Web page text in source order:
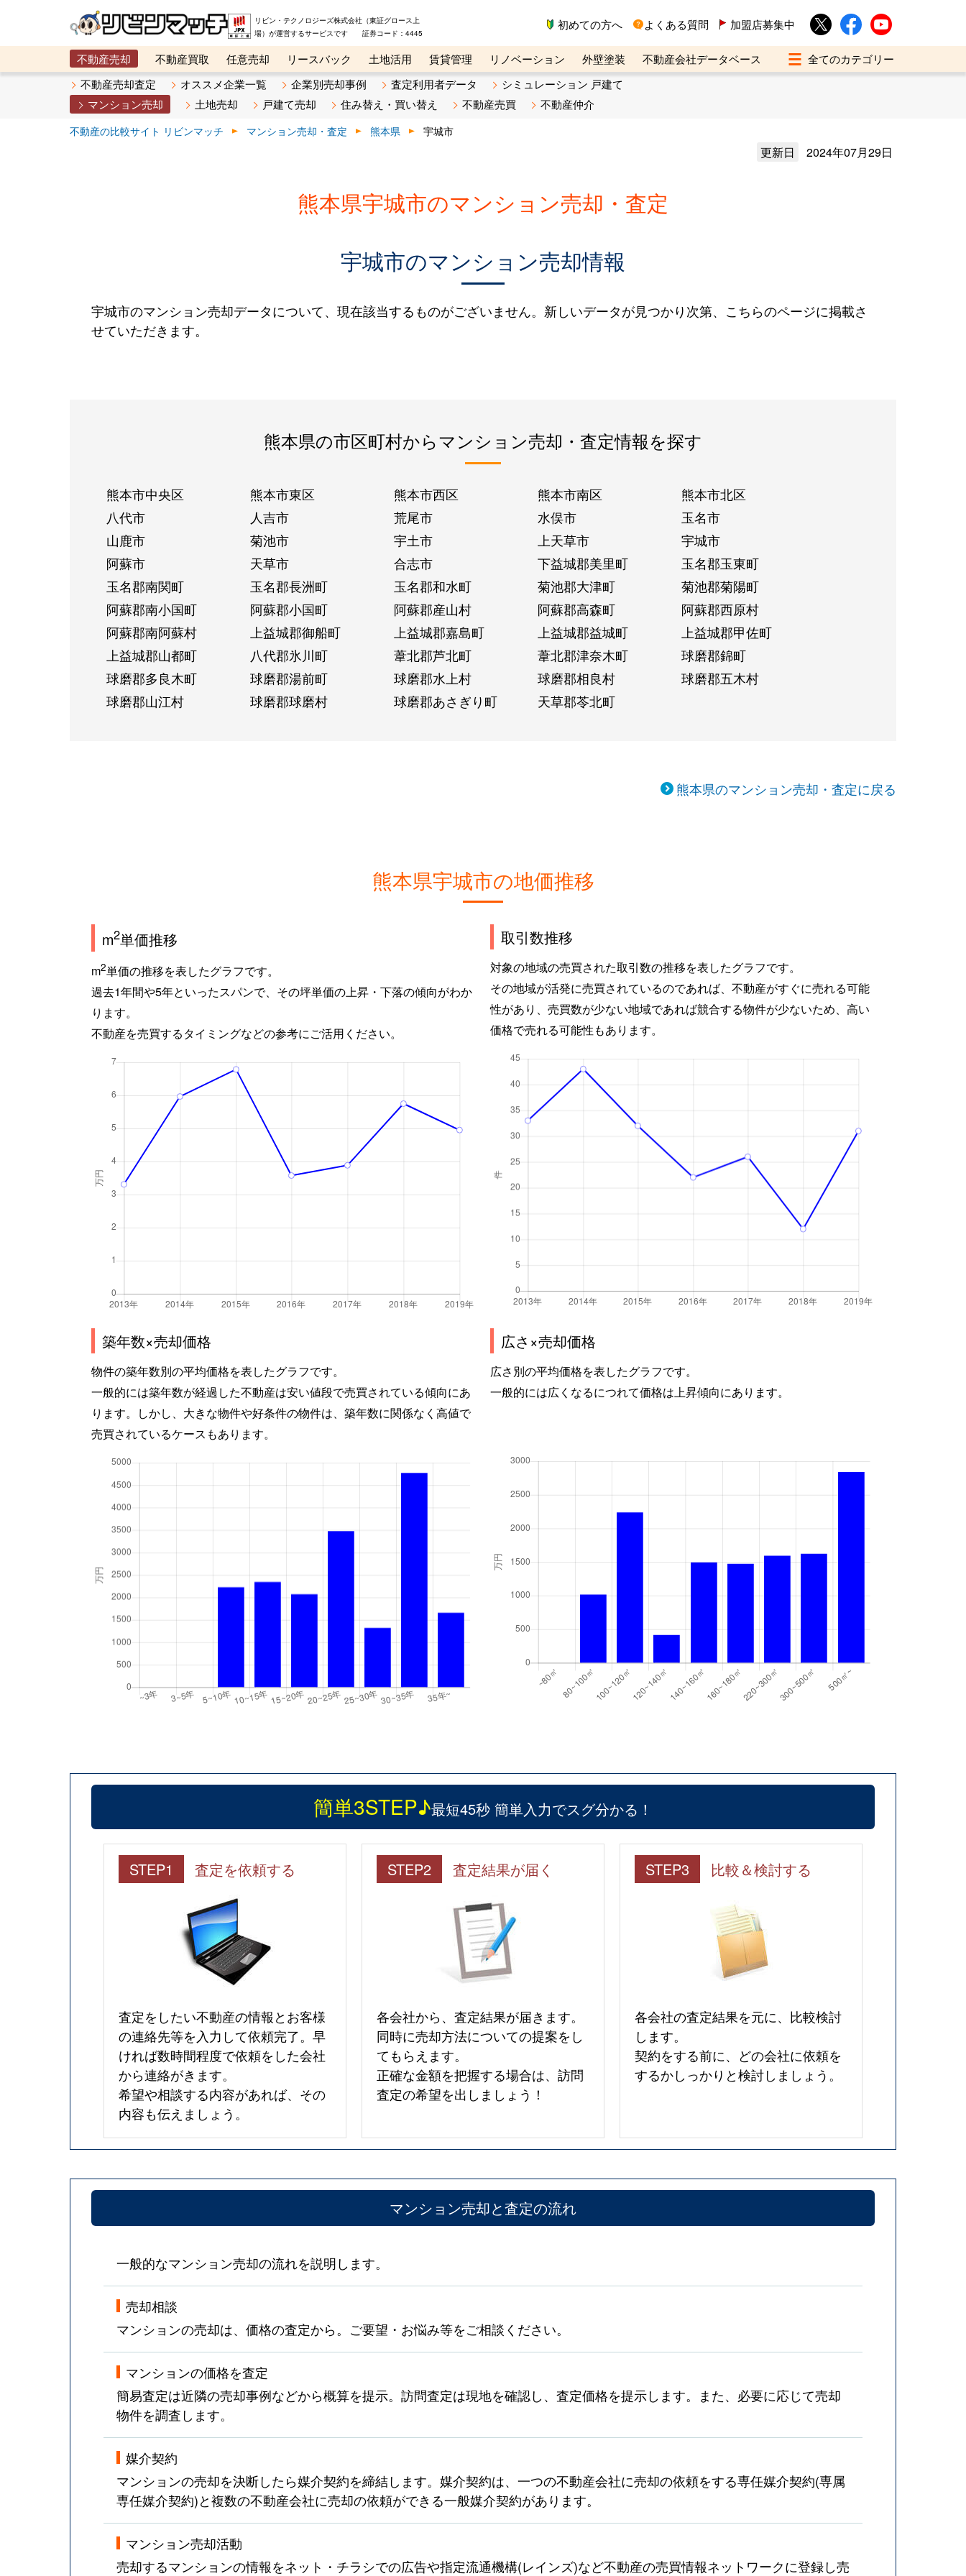
リビン・テクノロジーズ株式会社（東証グロース上
場）が運営するサービスです 証券コード：4445
初めての方へ よくある質問 加盟店募集中
不動産売却 不動産買取 任意売却 リースバック 土地活用 賃貸管理 リノベーション 外壁塗装
不動産会社データベース
メタ住宅展示場
ベスト不動産カンパニー オンライン講座 リビンマガジンBiz 不動産売却ご相談デスク
不動産売却査定 オススメ企業一覧 企業別売却事例 査定利用者データ
シミュレーション 戸建て
マンション売却
土地売却 戸建て売却 住み替え・買い替え 不動産売買 不動産仲介
不動産の比較サイト リビンマッチ マンション売却・査定 熊本県 宇城市
更新日 2024年07月29日
熊本県宇城市のマンション売却・査定
宇城市のマンション売却情報
宇城市のマンション売却データについて、現在該当するものがございません。新しいデータが見つかり次第、こちらのページに掲載さ
せていただきます。
熊本県の市区町村からマンション売却・査定情報を探す
熊本市中央区 熊本市東区 熊本市西区 熊本市南区
熊本市北区
八代市
人吉市 荒尾市 水俣市
玉名市
山鹿市
菊池市 宇土市 上天草市
宇城市
阿蘇市
天草市 合志市 下益城郡美里町
玉名郡玉東町
玉名郡南関町
玉名郡長洲町 玉名郡和水町 菊池郡大津町
菊池郡菊陽町
阿蘇郡南小国町
阿蘇郡小国町 阿蘇郡産山村 阿蘇郡高森町
阿蘇郡西原村
阿蘇郡南阿蘇村
上益城郡御船町 上益城郡嘉島町 上益城郡益城町
上益城郡甲佐町
上益城郡山都町
八代郡氷川町 葦北郡芦北町 葦北郡津奈木町
球磨郡錦町
球磨郡多良木町
球磨郡湯前町 球磨郡水上村 球磨郡相良村
球磨郡五木村
球磨郡山江村
球磨郡球磨村 球磨郡あさぎり町 天草郡苓北町
熊本県のマンション売却・査定に戻る
熊本県宇城市の地価推移
m2単価推移
m2単価の推移を表したグラフです。
過去1年間や5年といったスパンで、その坪単価の上昇・下落の傾向がわか
ります。
不動産を売買するタイミングなどの参考にご活用ください。
取引数推移
対象の地域の売買された取引数の推移を表したグラフです。
その地域が活発に売買されているのであれば、不動産がすぐに売れる可能
性があり、売買数が少ない地域であれば競合する物件が少ないため、高い
価格で売れる可能性もあります。
築年数×売却価格
物件の築年数別の平均価格を表したグラフです。
一般的には築年数が経過した不動産は安い値段で売買されている傾向にあ
ります。しかし、大きな物件や好条件の物件は、築年数に関係なく高値で
売買されているケースもあります。
広さ×売却価格
広さ別の平均価格を表したグラフです。
一般的には広くなるにつれて価格は上昇傾向にあります。
簡単3STEP♪最短45秒 簡単入力でスグ分かる！
STEP1 査定を依頼する
査定をしたい不動産の情報とお客様
の連絡先等を入力して依頼完了。早
ければ数時間程度で依頼をした会社
から連絡がきます。
希望や相談する内容があれば、その
内容も伝えましょう。
STEP2 査定結果が届く
各会社から、査定結果が届きます。
同時に売却方法についての提案をし
てもらえます。
正確な金額を把握する場合は、訪問
査定の希望を出しましょう！
STEP3 比較＆検討する
各会社の査定結果を元に、比較検討
します。
契約をする前に、どの会社に依頼を
するかしっかりと検討しましょう。
マンション売却と査定の流れ
一般的なマンション売却の流れを説明します。
売却相談
マンションの売却は、価格の査定から。ご要望・お悩み等をご相談ください。
マンションの価格を査定
簡易査定は近隣の売却事例などから概算を提示。訪問査定は現地を確認し、査定価格を提示します。また、必要に応じて売却
物件を調査します。
媒介契約
マンションの売却を決断したら媒介契約を締結します。媒介契約は、一つの不動産会社に売却の依頼をする専任媒介契約(専属
専任媒介契約)と複数の不動産会社に売却の依頼ができる一般媒介契約があります。
マンション売却活動
売却するマンションの情報をネット・チラシでの広告や指定流通機構(レインズ)など不動産の売買情報ネットワークに登録し売